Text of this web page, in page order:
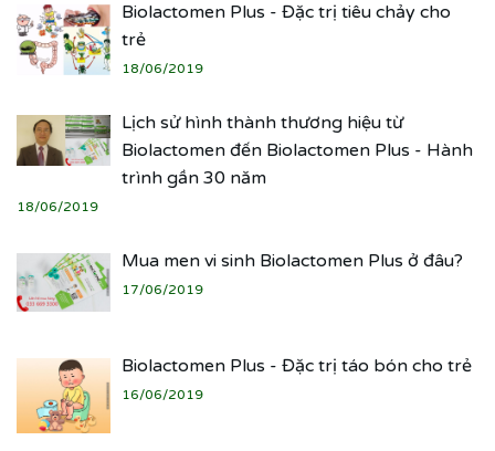
Biolactomen Plus - Đặc trị tiêu chảy cho
trẻ
18/06/2019
Lịch sử hình thành thương hiệu từ
Biolactomen đến Biolactomen Plus - Hành
trình gần 30 năm
18/06/2019
Mua men vi sinh Biolactomen Plus ở đâu?
17/06/2019
Biolactomen Plus - Đặc trị táo bón cho trẻ
16/06/2019